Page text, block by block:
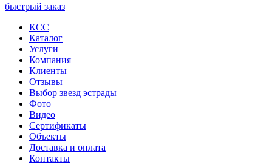
быстрый заказ
КСС
Каталог
Услуги
Компания
Клиенты
Oтзывы
Выбор звезд эстрады
Фото
Видео
Сертификаты
Объекты
Доставка и оплата
Контакты